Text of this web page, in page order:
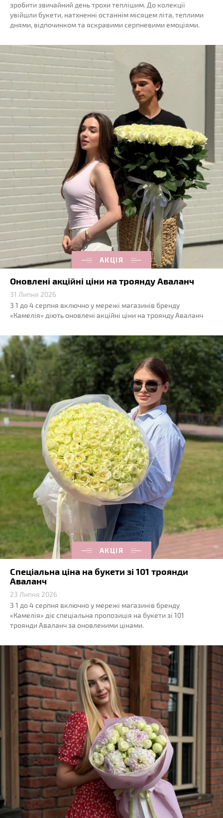
зробити звичайний день трохи теплішим. До колекції
увійшли букети, натхненні останнім місяцем літа, теплими
днями, відпочинком та яскравими серпневими емоціями.
АКЦІЯ
Оновлені акційні ціни на троянду Аваланч
31 Липня 2026
З 1 до 4 серпня включно у мережі магазинів бренду
«Камелія» діють оновлені акційні ціни на троянду Аваланч
АКЦІЯ
Спеціальна ціна на букети зі 101 троянди
Аваланч
23 Липня 2026
З 1 до 4 серпня включно у мережі магазинів бренду
«Камелія» діє спеціальна пропозиція на букети зі 101
троянди Аваланч за оновленими цінами.